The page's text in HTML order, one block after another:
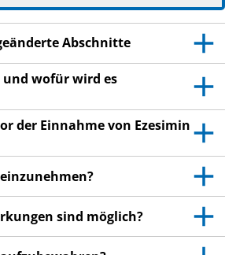
Fragen haben, wenden Sie sich
Sie es nicht an Dritte weiter.
Menschen schaden, auch wenn
Beschwerden haben wie Sie.
bemerken, wenden Sie
oder Apotheker. Dies gilt auch
die nicht in dieser
angegeben sind. Siehe Abschnitt
Abschnitte
und wofür wird es
der Einnahme von Ezesimin
sind möglich?